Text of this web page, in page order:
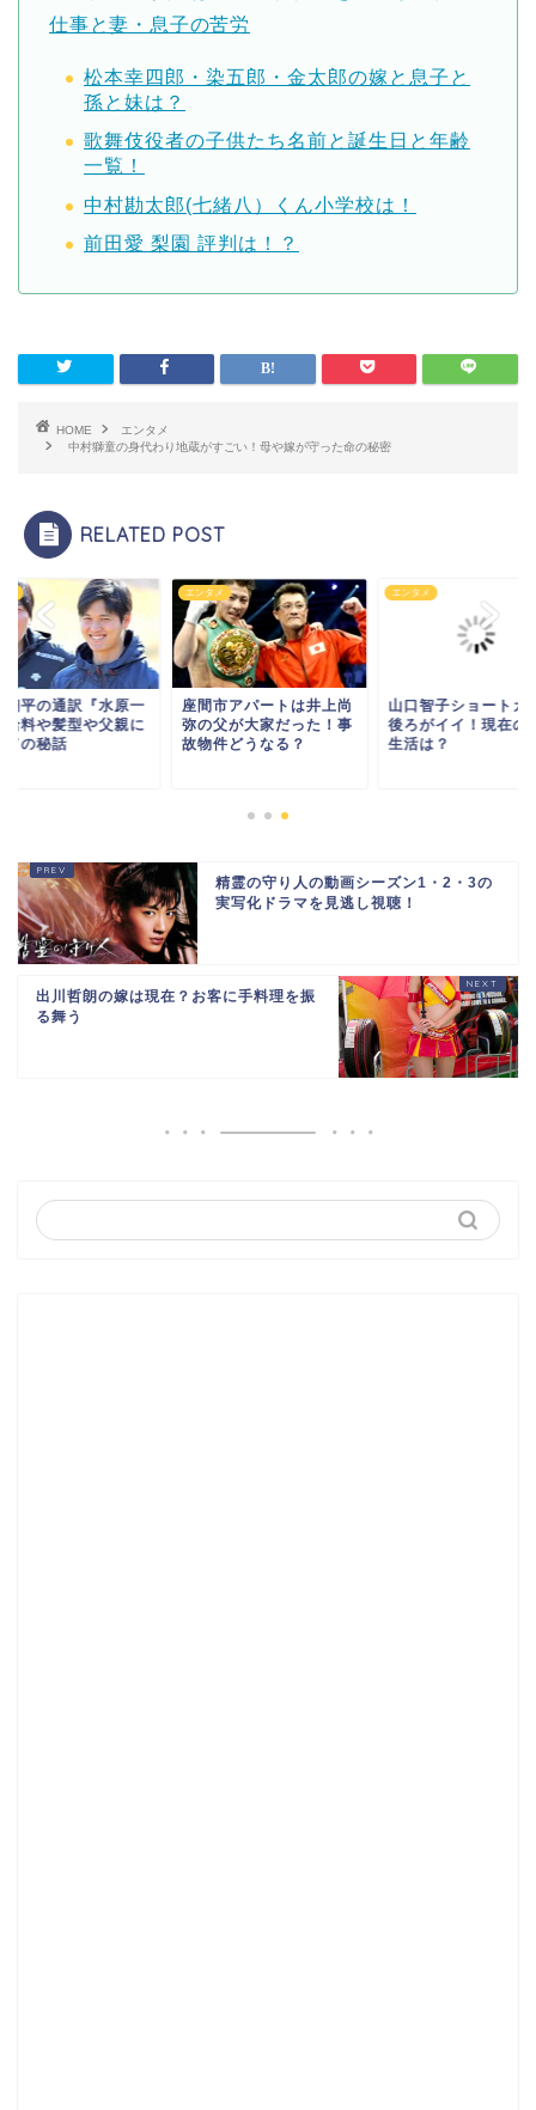
仕事と妻・息子の苦労
松本幸四郎・染五郎・金太郎の嫁と息子と
孫と妹は？
歌舞伎役者の子供たち名前と誕生日と年齢
一覧！
中村勘太郎(七緒八）くん小学校は！
前田愛 梨園 評判は！？
HOME
エンタメ
中村獅童の身代わり地蔵がすごい！母や嫁が守った命の秘密
RELATED POST
翔平の通訳『水原一
給料や髪型や父親に
ての秘話
エンタメ
座間市アパートは井上尚
弥の父が大家だった！事
故物件どうなる？
エンタメ
山口智子ショートカ
後ろがイイ！現在の
生活は？
精霊の守り人の動画シーズン1・2・3の
実写化ドラマを見逃し視聴！
出川哲朗の嫁は現在？お客に手料理を振
る舞う